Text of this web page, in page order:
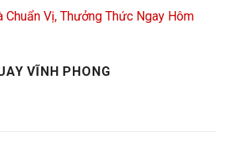
Vị, Thưởng Thức Ngay Hôm
VĨNH PHONG